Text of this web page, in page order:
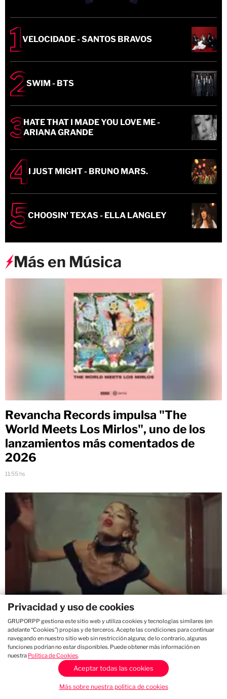
VELOCIDADE - SANTOS BRAVOS
SWIM - BTS
HATE THAT I MADE YOU LOVE ME -
ARIANA GRANDE
I JUST MIGHT - BRUNO MARS.
CHOOSIN' TEXAS - ELLA LANGLEY
Más en Música
Revancha Records impulsa "The
World Meets Los Mirlos", uno de los
lanzamientos más comentados de
2026
11:55 hs
Ariana Grande sobre su decisión de
hacer una pausa en su carrera: “Hay
que poner límites”
Privacidad y uso de cookies
GRUPORPP gestiona este sitio web y utiliza cookies y tecnologías similares (en
adelante “Cookies”) propias y de terceros. Acepte las condiciones para continuar
navegando en nuestro sitio web sin restricción alguna; de lo contrario, algunas
funciones podrían no estar disponibles. Puede obtener más información en
nuestra Política de Cookies.
Aceptar todas las cookies
Más sobre nuestra política de cookies